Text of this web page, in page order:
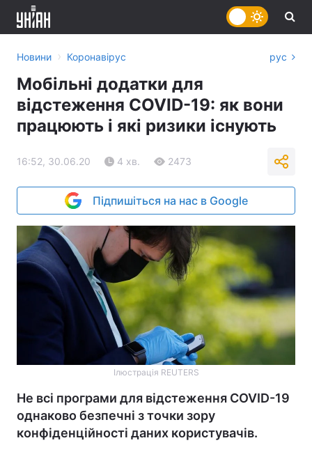
Новини › Коронавірус рус
Мобільні додатки для
відстеження COVID-19: як вони
працюють і які ризики існують
16:52, 30.06.20 4 хв. 2473
Підпишіться на нас в Google
Ілюстрація REUTERS
Не всі програми для відстеження COVID-19
однаково безпечні з точки зору
конфіденційності даних користувачів.